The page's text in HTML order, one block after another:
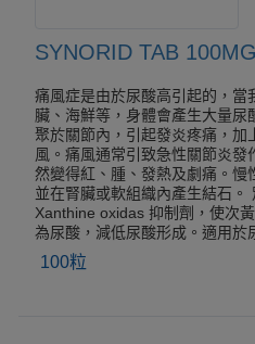
SYNORID TAB 100MG
痛風症是由於尿酸高引起的，當
臟、海鮮等，身體會產生大量
聚於關節內，引起發炎疼痛，加
風。痛風通常引致急性關節炎
然變得紅、腫、發熱及劇痛。慢
並在腎臟或軟組織內產生結石。
Xanthine oxidas 抑制劑，使次
為尿酸，減低尿酸形成。適用於
100粒